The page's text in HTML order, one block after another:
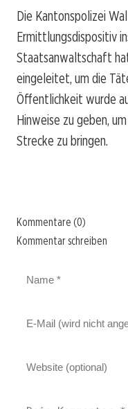
Die Kantonspolizei
Ermittlungsdispositiv
Staatsanwaltschaft
eingeleitet, um die
Öffentlichkeit wurde
Hinweise zu geben,
Strecke zu bringen.
Kommentare (0)
Kommentar schreiben